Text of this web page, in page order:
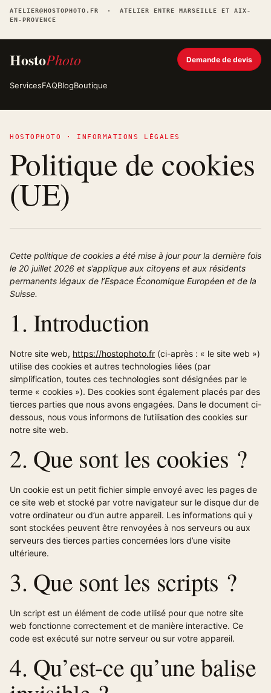
ATELIER@HOSTOPHOTO.FR · ATELIER ENTRE MARSEILLE ET AIX-
EN-PROVENCE
ServicesFAQBlogBoutique
HostoPhoto Demande de devis
HOSTOPHOTO · INFORMATIONS LÉGALES
Politique de cookies
(UE)
Cette politique de cookies a été mise à jour pour la dernière fois
le 20 juillet 2026 et s’applique aux citoyens et aux résidents
permanents légaux de l’Espace Économique Européen et de la
Suisse.
1. Introduction
Notre site web, https://hostophoto.fr (ci-après : « le site web »)
utilise des cookies et autres technologies liées (par
simplification, toutes ces technologies sont désignées par le
terme « cookies »). Des cookies sont également placés par des
tierces parties que nous avons engagées. Dans le document ci-
dessous, nous vous informons de l’utilisation des cookies sur
notre site web.
2. Que sont les cookies ?
Un cookie est un petit fichier simple envoyé avec les pages de
ce site web et stocké par votre navigateur sur le disque dur de
votre ordinateur ou d’un autre appareil. Les informations qui y
sont stockées peuvent être renvoyées à nos serveurs ou aux
serveurs des tierces parties concernées lors d’une visite
ultérieure.
3. Que sont les scripts ?
Un script est un élément de code utilisé pour que notre site
web fonctionne correctement et de manière interactive. Ce
code est exécuté sur notre serveur ou sur votre appareil.
4. Qu’est-ce qu’une balise